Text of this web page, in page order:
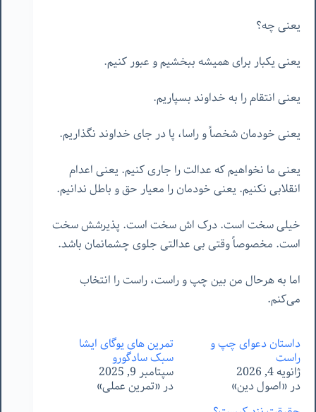
یعنی چه؟
یعنی یکبار برای همیشه ببخشیم و عبور کنیم.
یعنی انتقام را به خداوند بسپاریم.
یعنی خودمان شخصاً و راسا، پا در جای خداوند نگذاریم.
یعنی ما نخواهیم که عدالت را جاری کنیم. یعنی اعدام
انقلابی نکنیم. یعنی خودمان را معیار حق و باطل ندانیم.
خیلی سخت است. درک اش سخت است. پذیرشش سخت
است. مخصوصاً وقتی بی عدالتی جلوی چشمانمان باشد.
اما به هرحال من بین چپ و راست، راست را انتخاب
می‌کنم.
داستان دعوای چپ و
راست
ژانویه 4, 2026
در «اصول دین»
تمرین های یوگای ایشا
سبک سادگورو
سپتامبر 9, 2025
در «تمرین عملی»